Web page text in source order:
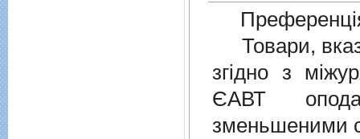
Товари,
згiдно з
ЄАВТ
зменьшеними